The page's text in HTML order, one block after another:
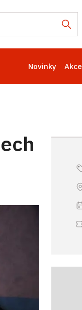
Novinky Akce